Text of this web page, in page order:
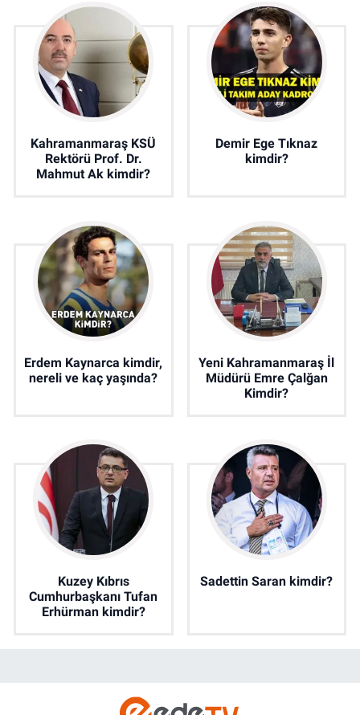
Kahramanmaraş KSÜ
Rektörü Prof. Dr.
Mahmut Ak kimdir?
Demir Ege Tıknaz
kimdir?
Erdem Kaynarca kimdir,
nereli ve kaç yaşında?
Yeni Kahramanmaraş İl
Müdürü Emre Çalğan
Kimdir?
Kuzey Kıbrıs
Cumhurbaşkanı Tufan
Erhürman kimdir?
Sadettin Saran kimdir?